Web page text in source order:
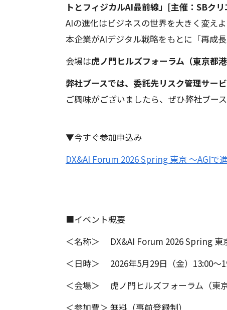
トとフィジカルAI最前線」[主催：SBク
AIの進化はビジネスの世界を大きく変え
本企業がAIデジタル戦略をもとに「再成
会場は虎ノ門ヒルズフォーラム（東京都港
弊社ブースでは、委託先リスク管理サー
ご興味がございましたら、ぜひ弊社ブー
▼今すぐ参加申込み
DX&AI Forum 2026 Spring 東京 ～AGIで
■イベント概要
＜名称＞ DX&AI Forum 2026 Spring 東
＜日時＞ 2026年5月29日（金）13:00〜
＜会場＞ 虎ノ門ヒルズフォーラム（東
＜参加費＞ 無料（事前登録制）